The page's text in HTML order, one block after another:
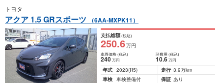
トヨタ
アクア 1.5 GRスポーツ （6AA-MXPK11）
支払総額(税込)
250.6万円
車両価格(税込)
240万円
諸費用 (税込)
10.6 万円
年式 2023(R5) 走行 3.9万km
車検 車検整備付 保証 あり